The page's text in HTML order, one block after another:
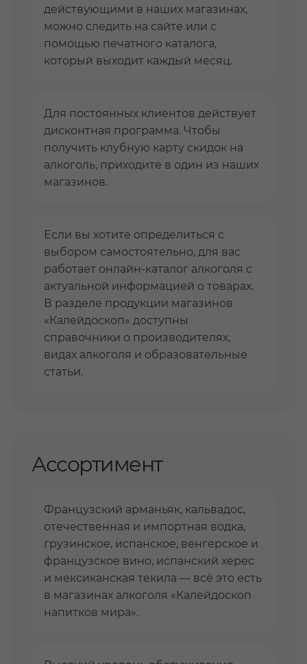
действующими в наших магазинах,
можно следить на сайте или с
помощью печатного каталога,
который выходит каждый месяц.
Для постоянных клиентов действует
дисконтная программа. Чтобы
получить клубную карту скидок на
алкоголь, приходите в один из наших
магазинов.
Если вы хотите определиться с
выбором самостоятельно, для вас
работает онлайн-каталог алкоголя с
актуальной информацией о товарах.
В разделе продукции магазинов
«Калейдоскоп» доступны
справочники о производителях,
видах алкоголя и образовательные
статьи.
Ассортимент
Французский арманьяк, кальвадос,
отечественная и импортная водка,
грузинское, испанское, венгерское и
французское вино, испанский херес
и мексиканская текила — всё это есть
в магазинах алкоголя «Калейдоскоп
напитков мира».